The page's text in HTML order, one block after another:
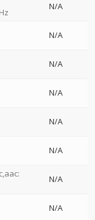
N/A
N/A
N/A
N/A
N/A
N/A
N/A
N/A